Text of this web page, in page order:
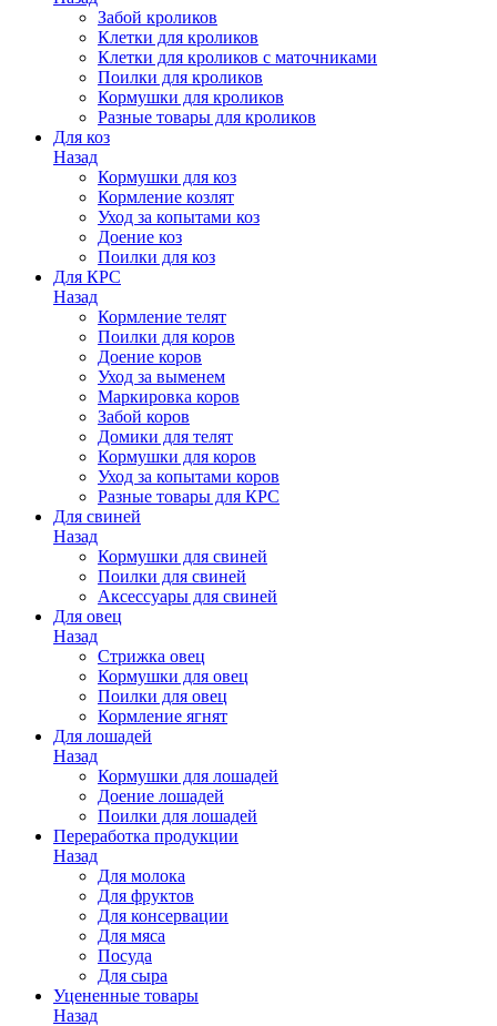
Забой кроликов
Клетки для кроликов
Клетки для кроликов с маточниками
Поилки для кроликов
Кормушки для кроликов
Разные товары для кроликов
Для коз
Назад
Кормушки для коз
Кормление козлят
Уход за копытами коз
Доение коз
Поилки для коз
Для КРС
Назад
Кормление телят
Поилки для коров
Доение коров
Уход за выменем
Маркировка коров
Забой коров
Домики для телят
Кормушки для коров
Уход за копытами коров
Разные товары для КРС
Для свиней
Назад
Кормушки для свиней
Поилки для свиней
Аксессуары для свиней
Для овец
Назад
Стрижка овец
Кормушки для овец
Поилки для овец
Кормление ягнят
Для лошадей
Назад
Кормушки для лошадей
Доение лошадей
Поилки для лошадей
Переработка продукции
Назад
Для молока
Для фруктов
Для консервации
Для мяса
Посуда
Для сыра
Уцененные товары
Назад